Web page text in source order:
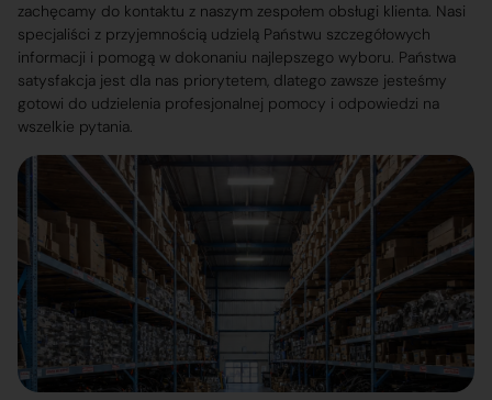
zachęcamy do kontaktu z naszym zespołem obsługi klienta. Nasi
specjaliści z przyjemnością udzielą Państwu szczegółowych
informacji i pomogą w dokonaniu najlepszego wyboru. Państwa
satysfakcja jest dla nas priorytetem, dlatego zawsze jesteśmy
gotowi do udzielenia profesjonalnej pomocy i odpowiedzi na
wszelkie pytania.